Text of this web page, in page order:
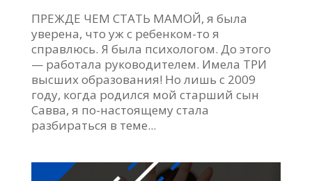
ПРЕЖДЕ ЧЕМ СТАТЬ МАМОЙ, я была
уверена, что уж с ребенком-то я
справлюсь. Я была психологом. До этого
— работала руководителем. Имела ТРИ
высших образования! Но лишь с 2009
году, когда родился мой старший сын
Савва, я по-настоящему стала
разбираться в теме...